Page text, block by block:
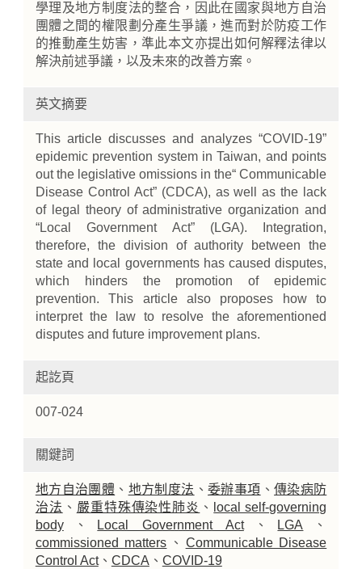
學理及地方制度法的整合，因此在國家與地方自治
團體之間的權限劃分產生爭議，進而對於防疫工作
的推動產生妨害，準此本文亦提出如何解釋法律以
解決前述爭議，以及未來的改善方案。
英文摘要
This article discusses and analyzes “COVID-19”
epidemic prevention system in Taiwan, and points
out the legislative omissions in the“ Communicable
Disease Control Act” (CDCA), as well as the lack
of legal theory of administrative organization and
“Local Government Act” (LGA). Integration,
therefore, the division of authority between the
state and local governments has caused disputes,
which hinders the promotion of epidemic
prevention. This article also proposes how to
interpret the law to resolve the aforementioned
disputes and future improvement plans.
起訖頁
007-024
關鍵詞
地方自治團體 、 地方制度法 、委辦事項 、傳染病防
治法 、 嚴重特殊傳染性肺炎 、
local self-governing
body、 Local Government Act、 LGA 、
commissioned matters 、 Communicable Disease
Control Act、 CDCA 、 COVID-19